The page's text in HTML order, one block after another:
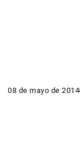
08 de mayo de 2014